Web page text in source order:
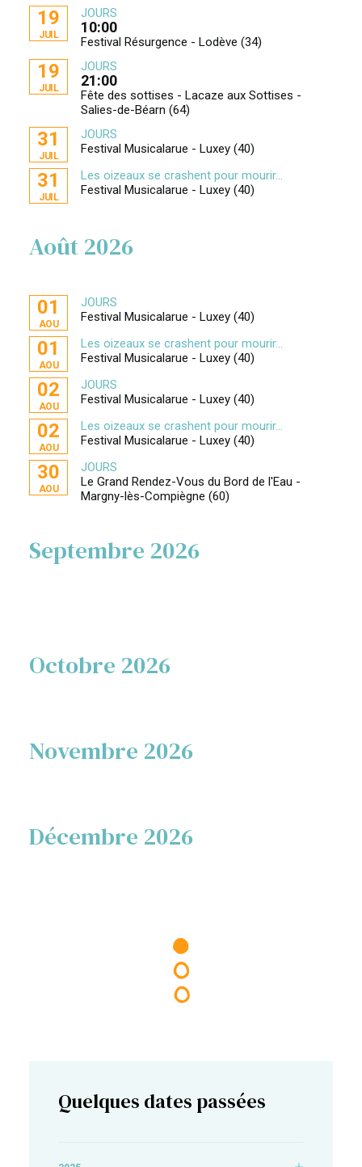
19
JUIL
JOURS
10:00
Festival Résurgence - Lodève (34)
19
JUIL
JOURS
21:00
Fête des sottises - Lacaze aux Sottises -
Salies-de-Béarn (64)
31
JUIL
JOURS
Festival Musicalarue - Luxey (40)
31
JUIL
Les oizeaux se crashent pour mourir...
Festival Musicalarue - Luxey (40)
Août 2026
01
AOU
JOURS
Festival Musicalarue - Luxey (40)
01
AOU
Les oizeaux se crashent pour mourir...
Festival Musicalarue - Luxey (40)
02
AOU
JOURS
Festival Musicalarue - Luxey (40)
02
AOU
Les oizeaux se crashent pour mourir...
Festival Musicalarue - Luxey (40)
30
AOU
JOURS
Le Grand Rendez-Vous du Bord de l'Eau -
Margny-lès-Compiègne (60)
Septembre 2026
Octobre 2026
Novembre 2026
Décembre 2026
Quelques dates passées